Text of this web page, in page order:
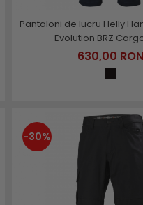
Pantaloni de lucru Helly
Evolution BRZ
630,00 RON
-30%